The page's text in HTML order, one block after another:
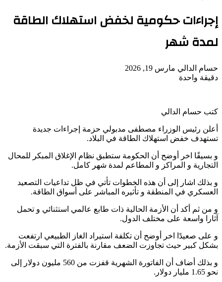
إجراءات حكومية لخفض استهلاك الطاقة
لمدة شهر
حسام الدالي أرسل
مارس 19, 2026
دقيقة واحدة
كتب حسام الدالي
أعلن رئيس الوزراء مصطفى مدبولي حزمة إجراءات جديدة
تستهدف خفض استهلاك الطاقة في البلاد.
و بسيقًا اخر أوضح أن الحكومة ستطبق نظام الإغلاق المبكر للمحال
التجارية و المراكز و المطاعم لمدة شهر كامل.
و بذلك اشار إلى أن هذه الخطوات تأتي في ظل تداعيات التصعيد
العسكري في المنطقة و تأثيره المباشر على أسواق الطاقة.
و من ثم أكد أن الأزمة الحالية ذات طابع عالمي استثنائي و تحمل
آثارا واسعة على مختلف الدول.
و على صعيدًا اخر أوضح أن تكلفة استيراد الغاز الطبيعي ارتفعت
بشكل كبير حيث تجاوزت الضعف مقارنة بالفترة التي سبقت الأزمة.
و بذلك أضاف أن الفاتورة الشهرية قفزت من 560 مليون دولار إلى
نحو 1.65 مليار دولار.